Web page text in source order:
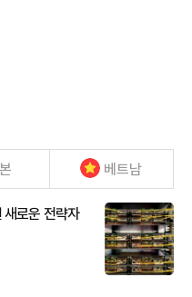
베트남
로운 전략자